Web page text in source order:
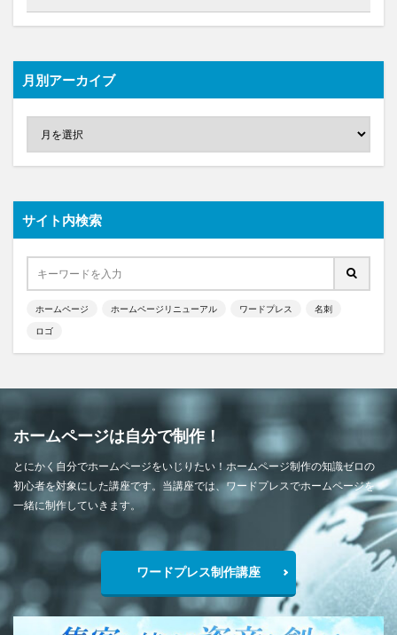
月別アーカイブ
サイト内検索
ホームページ ホームページリニューアル ワードプレス 名刺
ロゴ
ホームページは自分で制作！
とにかく自分でホームページをいじりたい！ホームページ制作の知識ゼロの
初心者を対象にした講座です。当講座では、ワードプレスでホームページを
一緒に制作していきます。
ワードプレス制作講座